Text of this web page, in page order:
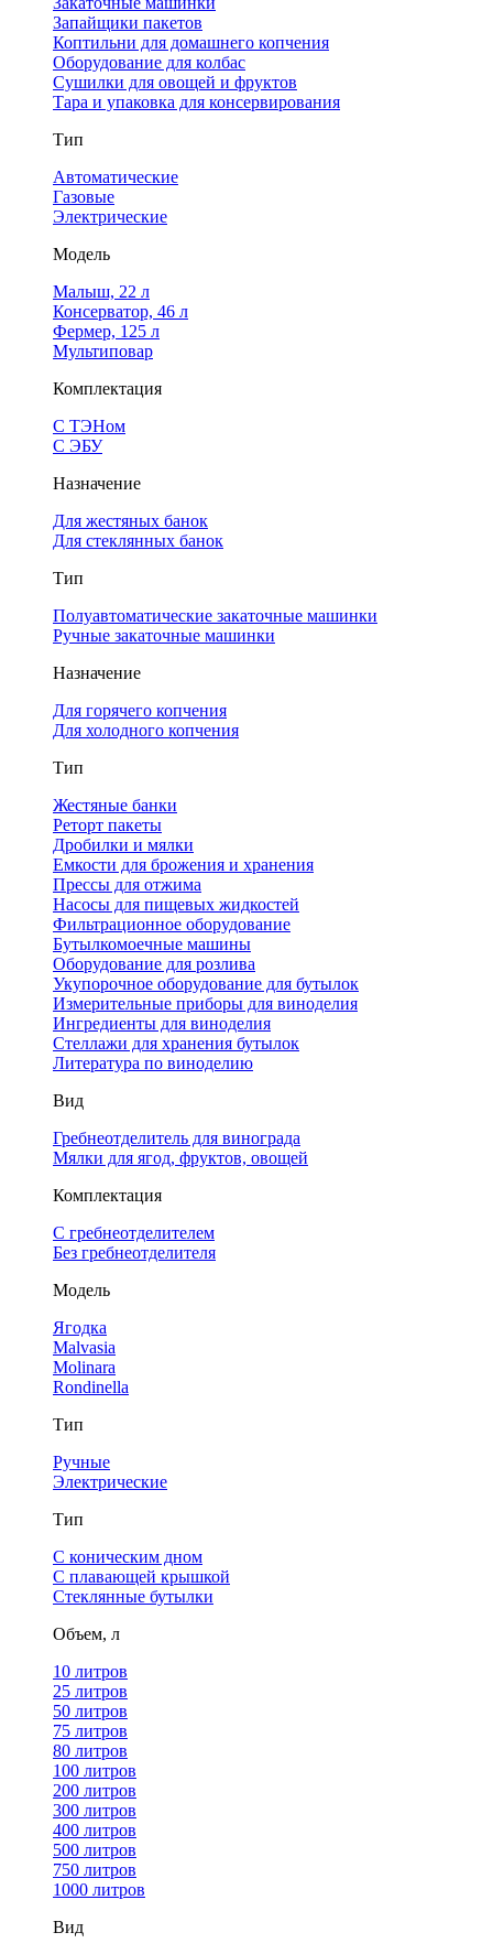
Запайщики пакетов
Коптильни для домашнего копчения
Оборудование для колбас
Сушилки для овощей и фруктов
Тара и упаковка для консервирования
Тип
Автоматические
Газовые
Электрические
Модель
Малыш, 22 л
Консерватор, 46 л
Фермер, 125 л
Мультиповар
Комплектация
С ТЭНом
С ЭБУ
Назначение
Для жестяных банок
Для стеклянных банок
Тип
Полуавтоматические закаточные машинки
Ручные закаточные машинки
Назначение
Для горячего копчения
Для холодного копчения
Тип
Жестяные банки
Реторт пакеты
Дробилки и мялки
Емкости для брожения и хранения
Прессы для отжима
Насосы для пищевых жидкостей
Фильтрационное оборудование
Бутылкомоечные машины
Оборудование для розлива
Укупорочное оборудование для бутылок
Измерительные приборы для виноделия
Ингредиенты для виноделия
Стеллажи для хранения бутылок
Литература по виноделию
Вид
Гребнеотделитель для винограда
Мялки для ягод, фруктов, овощей
Комплектация
С гребнеотделителем
Без гребнеотделителя
Модель
Ягодка
Malvasia
Molinara
Rondinella
Тип
Ручные
Электрические
Тип
С коническим дном
С плавающей крышкой
Стеклянные бутылки
Объем, л
10 литров
25 литров
50 литров
75 литров
80 литров
100 литров
200 литров
300 литров
400 литров
500 литров
750 литров
1000 литров
Вид